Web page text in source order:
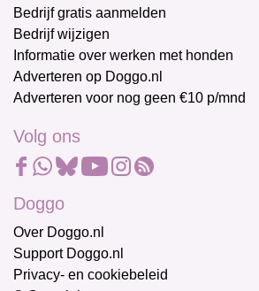
Bedrijf gratis aanmelden
Bedrijf wijzigen
Informatie over werken met honden
Adverteren op Doggo.nl
Adverteren voor nog geen €10 p/mnd
Volg ons
Doggo
Over Doggo.nl
Support Doggo.nl
Privacy- en cookiebeleid